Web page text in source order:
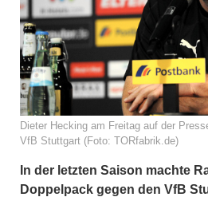
Dieter Hecking am Freitag auf der
VfB Stuttgart (Foto: TORfabrik.de)
In der letzten Saison machte
Doppelpack gegen den VfB